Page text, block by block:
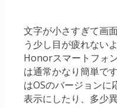
文字が小さすぎて画
う少し目が疲れない
Honorスマートフォ
は通常かなり簡単で
はOSのバージョンに
表示にしたり、多少